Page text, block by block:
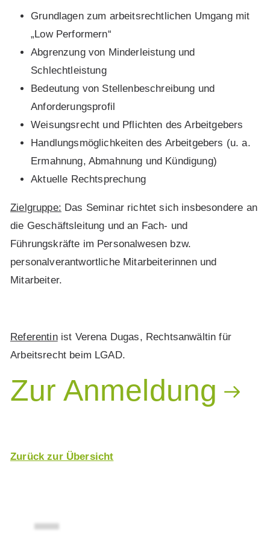
Grundlagen zum arbeitsrechtlichen Umgang mit
„Low Performern“
Abgrenzung von Minderleistung und
Schlechtleistung
Bedeutung von Stellenbeschreibung und
Anforderungsprofil
Weisungsrecht und Pflichten des Arbeitgebers
Handlungsmöglichkeiten des Arbeitgebers (u. a.
Ermahnung, Abmahnung und Kündigung)
Aktuelle Rechtsprechung
Zielgruppe: Das Seminar richtet sich insbesondere an
die Geschäftsleitung und an Fach- und
Führungskräfte im Personalwesen bzw.
personalverantwortliche Mitarbeiterinnen und
Mitarbeiter.
Referentinist Verena Dugas, Rechtsanwältin für
Arbeitsrecht beim LGAD.
Zur Anmeldung
Zurückzur Übersicht